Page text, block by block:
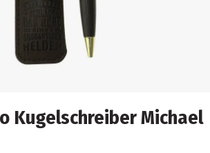
Kugelschreiber Michael